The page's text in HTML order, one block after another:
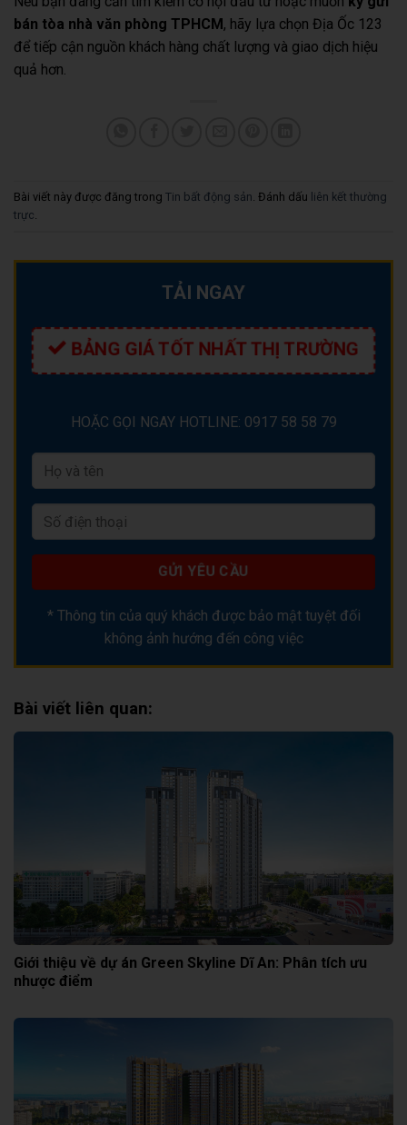
bán tòa nhà văn phòng TPHCM , hãy lựa chọn Địa Ốc 123
để tiếp cận nguồn khách hàng chất lượng và giao dịch hiệu
quả hơn.
Bài viết này được đăng trong Tin bất động sản . Đánh dấu liên kết thường
trực
TẢI NGAY
BẢNG GIÁ TỐT NHẤT THỊ TRƯỜNG
HOẶC GỌI NGAY HOTLINE: 0917 58 58 79
* Thông tin của quý khách được bảo mật tuyệt đối
không ảnh hướng đến công việc
Bài viết liên quan:
Giới thiệu về dự án Green Skyline Dĩ An: Phân tích ưu
nhược điểm